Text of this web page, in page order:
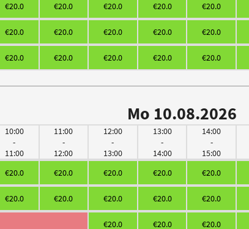
€20.0 €20.0 €20.0 €20.0 €20.0
€20.0 €20.0 €20.0 €20.0 €20.0
€20.0 €20.0 €20.0 €20.0 €20.0
Mo 10.08.2026
10:00
-
11:00
11:00
-
12:00
12:00
-
13:00
13:00
-
14:00
14:00
-
15:00
€20.0 €20.0 €20.0 €20.0 €20.0
€20.0 €20.0 €20.0 €20.0 €20.0
€20.0 €20.0 €20.0